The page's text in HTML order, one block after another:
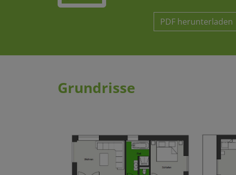
PDF herunterladen
Grundrisse